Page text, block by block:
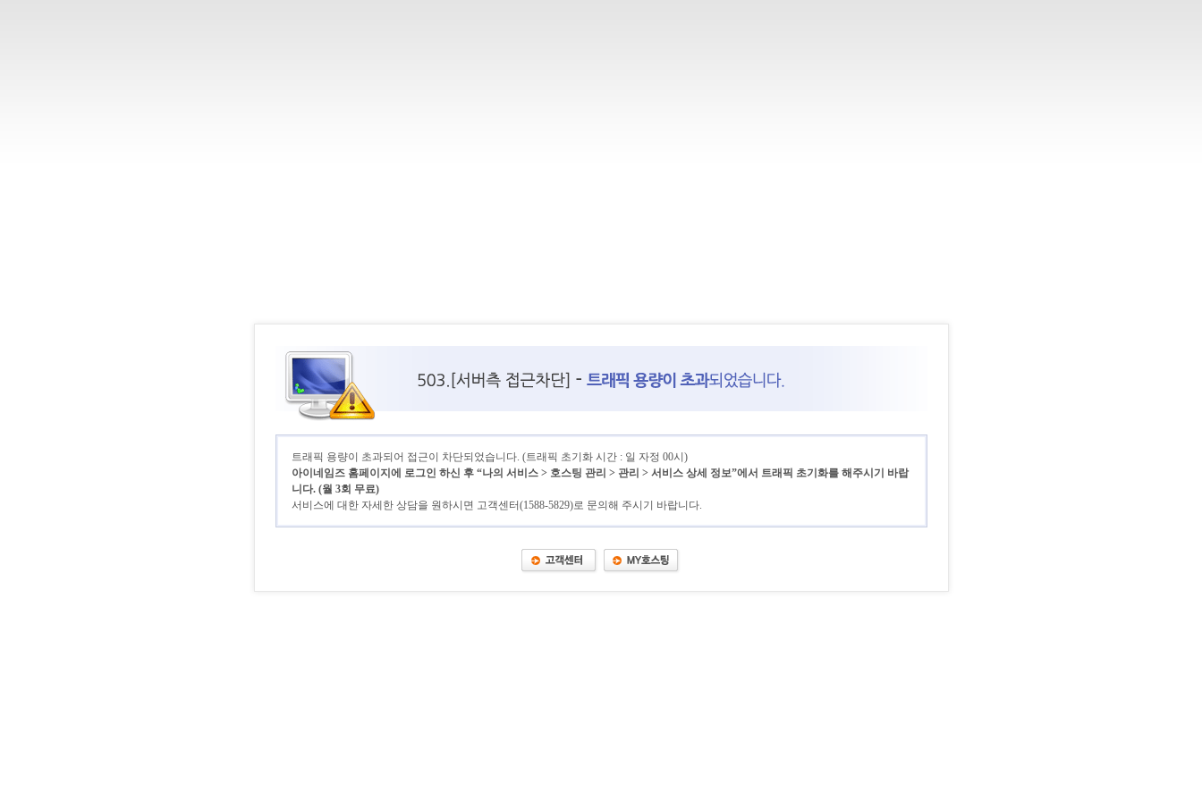
트래픽 용량이 초과되어 접근이 차단되었습니다. (트래픽 초기화 시간 : 일 자정 00시)
아이네임즈 홈페이지에 로그인 하신 후 “나의 서비스 > 호스팅 관리 > 관리 > 서비스 상세 정보”에서 트래픽 초기화를 해주시기 바랍
니다. (월 3회 무료)
서비스에 대한 자세한 상담을 원하시면 고객센터(1588-5829)로 문의해 주시기 바랍니다.